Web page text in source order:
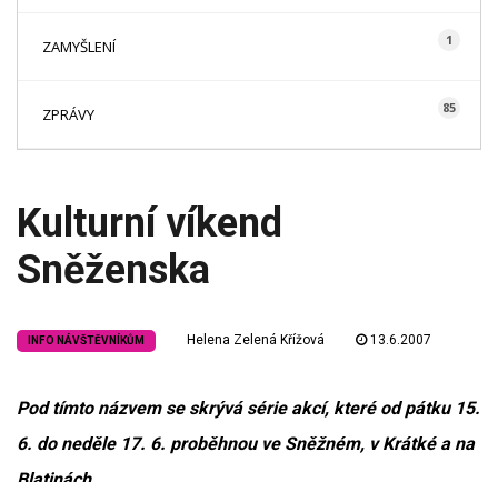
ZAMYŠLENÍ 1
ZPRÁVY 85
Kulturní víkend
Sněženska
INFO NÁVŠTĚVNÍKŮM Helena Zelená Křížová 13.6.2007
Pod tímto názvem se skrývá série akcí, které od pátku 15.
6. do neděle 17. 6. proběhnou ve Sněžném, v Krátké a na